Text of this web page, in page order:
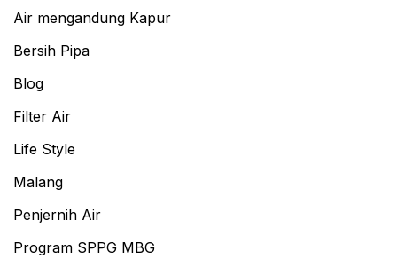
Air mengandung Kapur
Bersih Pipa
Blog
Filter Air
Life Style
Malang
Penjernih Air
Program SPPG MBG